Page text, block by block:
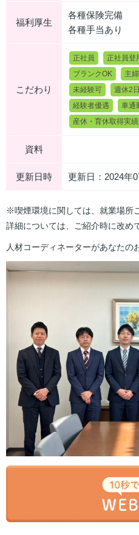
福利厚生
各種保険完備
各種手当あり
こだわり
正社員 正社員登
ブランクOK
主
未経験可
週休2
経験者優遇
車通
産休・育休取得実績
資料
更新日時 更新日：2024年
※喫煙環境に関しては、就業場所
詳細については、ご紹介時に改め
人材コーディネーターがあなたの